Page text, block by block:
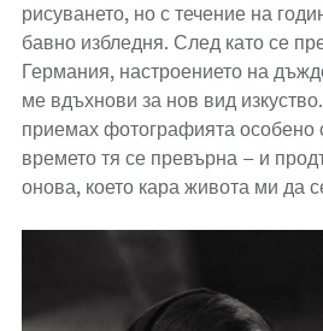
рисуването, но с течение на
бавно избледня. След като се
Германия, настроението на
ме вдъхнови за нов вид
приемах фотографията особено
времето тя се превърна – и
онова, което кара живота ми да